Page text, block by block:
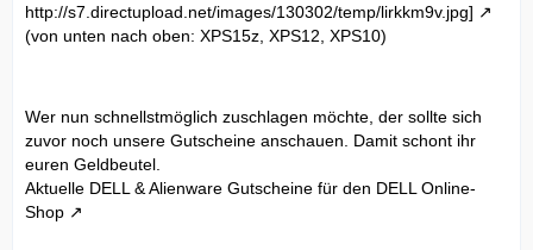
http://s7.directupload.net/images/130302/temp/lirkkm9v.jpg]
(von unten nach oben: XPS15z, XPS12, XPS10)
Wer nun schnellstmöglich zuschlagen möchte, der sollte sich
zuvor noch unsere Gutscheine anschauen. Damit schont ihr
euren Geldbeutel.
Aktuelle DELL & Alienware Gutscheine für den DELL Online-
Shop